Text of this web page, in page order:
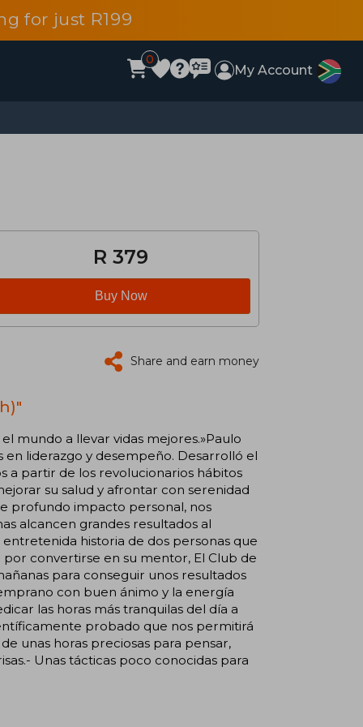
for just R199
0
My Account
R 379
Buy Now
Share and earn money
mundo a llevar vidas mejores.»Paulo
liderazgo y desempeño. Desarrolló el
a partir de los revolucionarios hábitos
su salud y afrontar con serenidad
profundo impacto personal, nos
alcancen grandes resultados al
historia de dos personas que
convertirse en su mentor, El Club de
para conseguir unos resultados
con buen ánimo y la energía
las horas más tranquilas del día a
probado que nos permitirá
unas horas preciosas para pensar,
Unas tácticas poco conocidas para